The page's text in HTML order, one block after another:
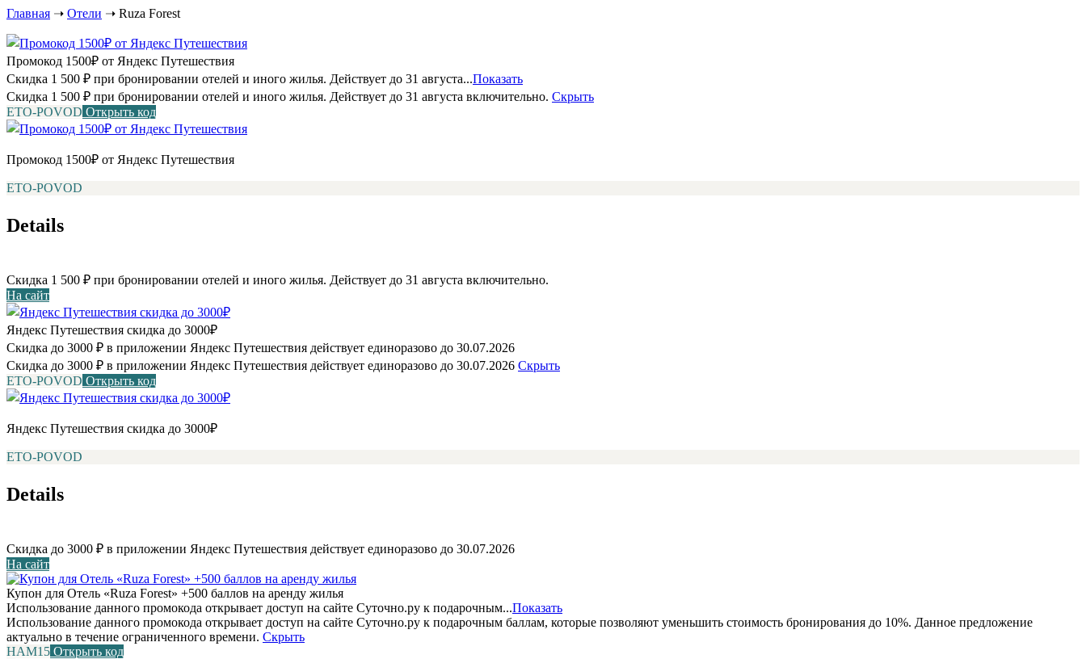
Главная ➝ Отели ➝ Ruza Forest
Промокод 1500₽ от Яндекс Путешествия
Скидка 1 500 ₽ при бронировании отелей и иного жилья. Действует до 31 августа...Показать
Скидка 1 500 ₽ при бронировании отелей и иного жилья. Действует до 31 августа включительно. Скрыть
ETO-POVOD Открыть код
Промокод 1500₽ от Яндекс Путешествия
ETO-POVOD
Details
Скидка 1 500 ₽ при бронировании отелей и иного жилья. Действует до 31 августа включительно.
На сайт
Яндекс Путешествия скидка до 3000₽
Скидка до 3000 ₽ в приложении Яндекс Путешествия действует единоразово до 30.07.2026
Скидка до 3000 ₽ в приложении Яндекс Путешествия действует единоразово до 30.07.2026 Скрыть
ETO-POVOD Открыть код
Яндекс Путешествия скидка до 3000₽
ETO-POVOD
Details
Скидка до 3000 ₽ в приложении Яндекс Путешествия действует единоразово до 30.07.2026
На сайт
Купон для Отель «Ruza Forest» +500 баллов на аренду жилья
Использование данного промокода открывает доступ на сайте Суточно.ру к подарочным...Показать
Использование данного промокода открывает доступ на сайте Суточно.ру к подарочным баллам, которые позволяют уменьшить стоимость бронирования до 10%. Данное предложение
актуально в течение ограниченного времени. Скрыть
НАМ15 Открыть код